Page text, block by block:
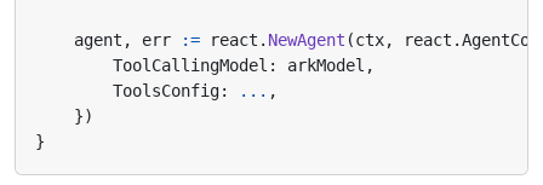
agent , err := react . NewAgent (ctx, react .
ToolCallingModel : arkModel ,
ToolsConfig: ... ,
})
}